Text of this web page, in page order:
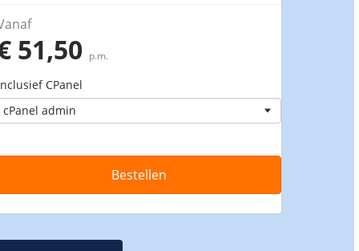
51,50 p.m.
CPanel
Bestellen